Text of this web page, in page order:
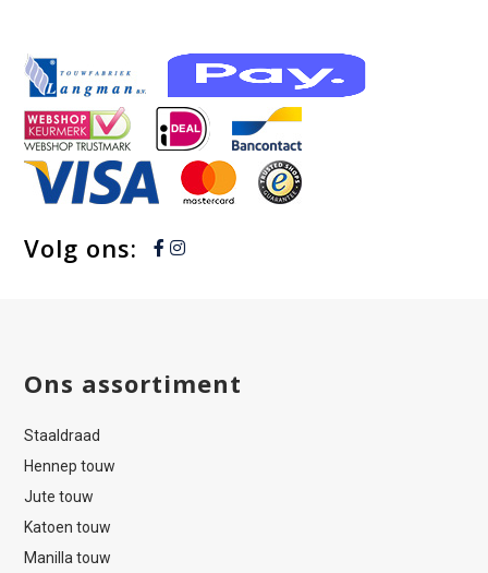
Volg ons:
Ons assortiment
Staaldraad
Hennep touw
Jute touw
Katoen touw
Manilla touw